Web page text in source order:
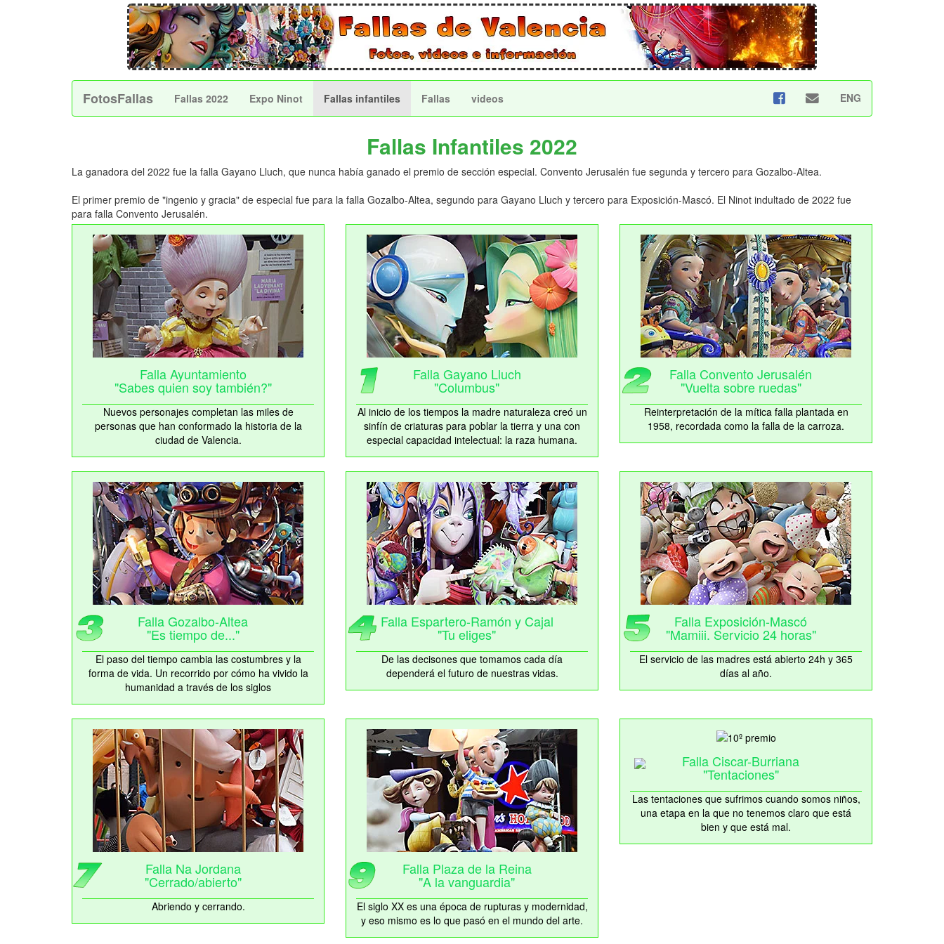
FotosFallas Fallas 2022 Expo Ninot Fallas infantiles Fallas videos ENG
Fallas Infantiles 2022
La ganadora del 2022 fue la falla Gayano Lluch, que nunca había ganado el premio de sección especial. Convento Jerusalén fue segunda y tercero para Gozalbo-Altea.
El primer premio de "ingenio y gracia" de especial fue para la falla Gozalbo-Altea, segundo para Gayano Lluch y tercero para Exposición-Mascó. El Ninot indultado de 2022 fue
para falla Convento Jerusalén.
Falla Ayuntamiento
"Sabes quien soy también?"
Nuevos personajes completan las miles de
personas que han conformado la historia de la
ciudad de Valencia.
Falla Gayano Lluch
"Columbus"
Al inicio de los tiempos la madre naturaleza creó un
sinfín de criaturas para poblar la tierra y una con
especial capacidad intelectual: la raza humana.
Falla Convento Jerusalén
"Vuelta sobre ruedas"
Reinterpretación de la mítica falla plantada en
1958, recordada como la falla de la carroza.
Falla Gozalbo-Altea
"Es tiempo de..."
El paso del tiempo cambia las costumbres y la
forma de vida. Un recorrido por cómo ha vivido la
humanidad a través de los siglos
Falla Espartero-Ramón y Cajal
"Tu eliges"
De las decisones que tomamos cada día
dependerá el futuro de nuestras vidas.
Falla Exposición-Mascó
"Mamiii. Servicio 24 horas"
El servicio de las madres está abierto 24h y 365
días al año.
Falla Na Jordana
"Cerrado/abierto"
Abriendo y cerrando.
Falla Plaza de la Reina
"A la vanguardia"
El siglo XX es una época de rupturas y modernidad,
y eso mismo es lo que pasó en el mundo del arte.
Falla Ciscar-Burriana
"Tentaciones"
Las tentaciones que sufrimos cuando somos niños,
una etapa en la que no tenemos claro que está
bien y que está mal.